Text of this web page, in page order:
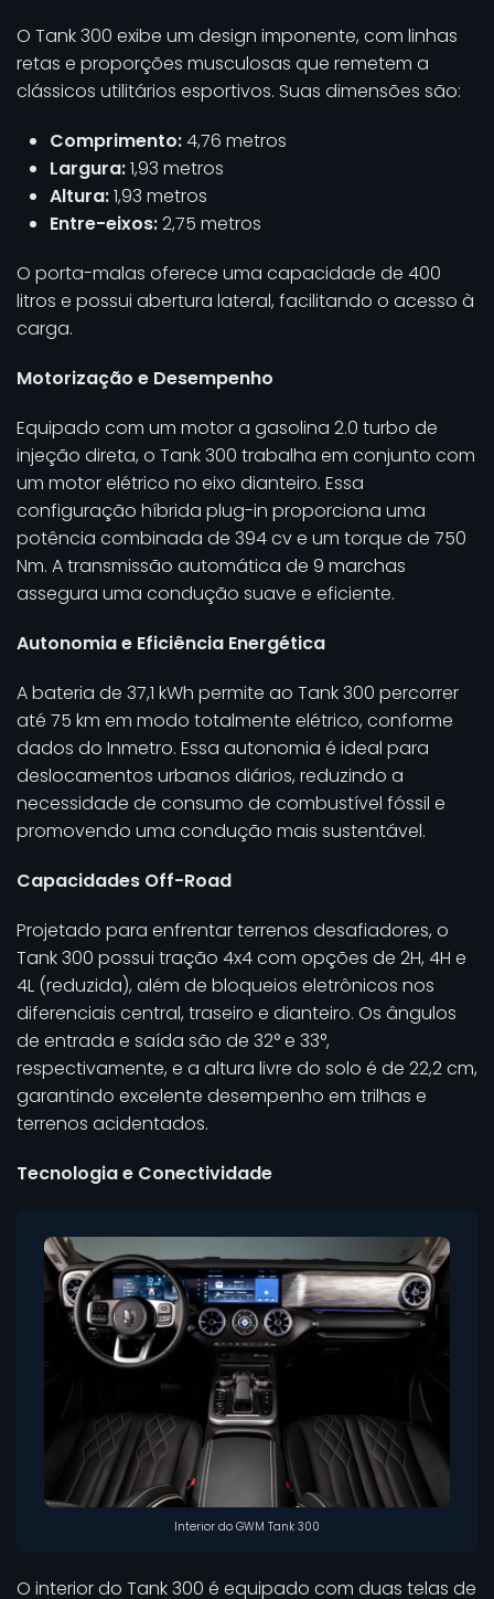
O Tank 300 exibe um design imponente, com linhas
retas e proporções musculosas que remetem a
clássicos utilitários esportivos. Suas dimensões são:
Comprimento:4,76 metros
Largura:1,93 metros
Altura:1,93 metros
Entre-eixos:2,75 metros
O porta-malas oferece uma capacidade de 400
litros e possui abertura lateral, facilitando o acesso à
carga.
Motorização e Desempenho
Equipado com um motor a gasolina 2.0 turbo de
injeção direta, o Tank 300 trabalha em conjunto com
um motor elétrico no eixo dianteiro. Essa
configuração híbrida plug-in proporciona uma
potência combinada de 394 cv e um torque de 750
Nm. A transmissão automática de 9 marchas
assegura uma condução suave e eficiente.
Autonomia e Eficiência Energética
A bateria de 37,1 kWh permite ao Tank 300 percorrer
até 75 km em modo totalmente elétrico, conforme
dados do Inmetro. Essa autonomia é ideal para
deslocamentos urbanos diários, reduzindo a
necessidade de consumo de combustível fóssil e
promovendo uma condução mais sustentável.
Capacidades Off-Road
Projetado para enfrentar terrenos desafiadores, o
Tank 300 possui tração 4x4 com opções de 2H, 4H e
4L (reduzida), além de bloqueios eletrônicos nos
diferenciais central, traseiro e dianteiro. Os ângulos
de entrada e saída são de 32° e 33°,
respectivamente, e a altura livre do solo é de 22,2 cm,
garantindo excelente desempenho em trilhas e
terrenos acidentados.
Tecnologia e Conectividade
Interior do GWM Tank 300
O interior do Tank 300 é equipado com duas telas de